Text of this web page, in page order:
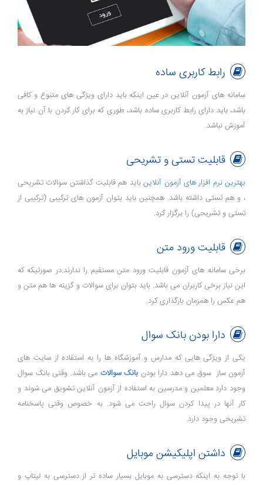
رابط کاربری ساده
سامانه های آزمون آنلاین در عین اینکه باید دارای ویژگی های متنوع و کافی
باشد، باید دارای رابط کاربری ساده باشد، طوری که برای کار کردن با آن نیاز به
آموزش نباشد.
قابلیت تستی و تشریحی
بهترین نرم افزار های آزمون آنلاینباید هم قابلیت گذاشتن سوالات تشریحی
، و هم تستی داشته باشد. همچنین باید بتوان آزمون های ترکیبی (ترکیبی از
تستی و تشریحی) را برگزار کرد.
قابلیت ورود متن
برخی سامانه های آزمون قابلیت ورود متن مستقیم را ندارند.در صورتیکه که
این نیاز برخی کاربران می باشد. باید بتوان برای سوالات و گزینه ها هم متن و
هم عکس را همزمان بارگذاری کرد.
دارا بودن بانک سوال
یکی از ویژگی هایی که مدارس و آموزشگاه ها را به استفاده از سایت های
آزمون ساز سوق می دهد دارا بودن بانک سوالات می باشد. وقتی بانک سوال
وجود دارد معلمین و مدرسین به استفاده از آزمون آنلاین تشویق می شوند و
کار آنها در پیدا کردن سوال راحت می شود. به خصوص وقتی پاسخنامه
تشریحی وجود دارد.
داشتن اپلیکیشن موبایل
با توجه به اینکه دسترسی به موبایل بسیار ساده تر از دسترسی به لپتاپ و